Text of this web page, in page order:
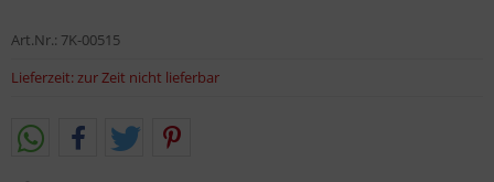
Art.Nr.: 7K-00515
Lieferzeit:zur Zeit nicht lieferbar